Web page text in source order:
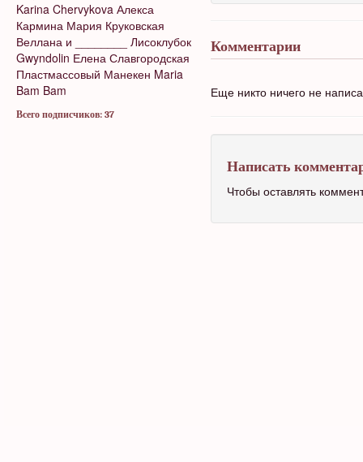
Karina Chervykova Алекса
Кармина Мария Круковская
Веллана и ________
Лисоклубок
Gwyndolin Елена Славгородская
Пластмассовый Манекен Maria
Bam Bam
Всего подписчиков: 37
Комментарии
Еще никто ничего не
Написать
Чтобы оставлять